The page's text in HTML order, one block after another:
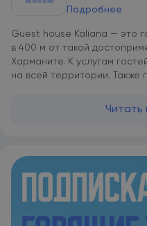
Подробнее
Guest house Kaliana — это
в 400 м от такой
Харманите. К услугам
на всей территории. Также
км и 42 км соответственно
холодильник и чайник, а
косметические
кондиционер и телевизор
каналами. В Guest house
собственная ванная
Читать